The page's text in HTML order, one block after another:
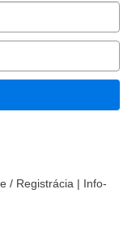
/ Registrácia | Info-